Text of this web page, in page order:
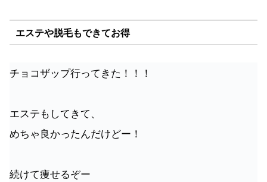
エステや脱毛もできてお得
チョコザップ行ってきた！！！
エステもしてきて、
めちゃ良かったんだけどー！
続けて痩せるぞー